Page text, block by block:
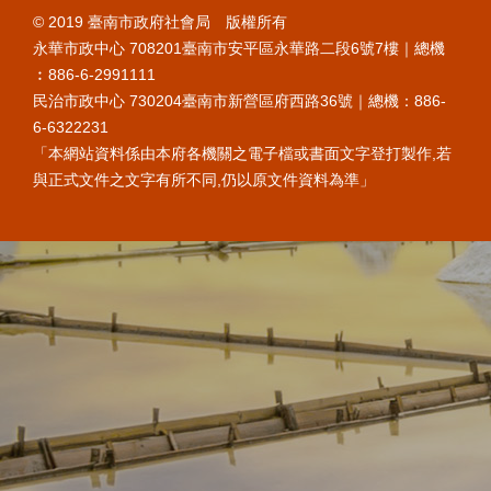
© 2019 臺南市政府社會局 版權所有
永華市政中心 708201臺南市安平區永華路二段6號7樓｜總機
︰886-6-2991111
民治市政中心 730204臺南市新營區府西路36號｜總機：886-
6-6322231
「本網站資料係由本府各機關之電子檔或書面文字登打製作,若
與正式文件之文字有所不同,仍以原文件資料為準」